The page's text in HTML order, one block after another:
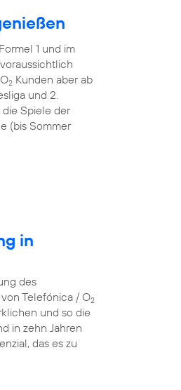
1 und im
2 Kunden aber ab
und 2.
Spiele der
(bis Sommer
in
des
Telefónica / O2
und so die
in zehn Jahren
das es zu